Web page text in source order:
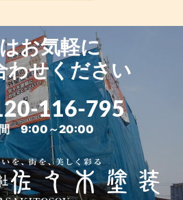
お気軽に
わせください
116-795
間 9:00～20:00